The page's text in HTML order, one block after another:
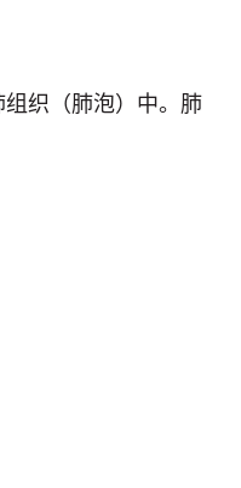
织（肺泡）中。肺